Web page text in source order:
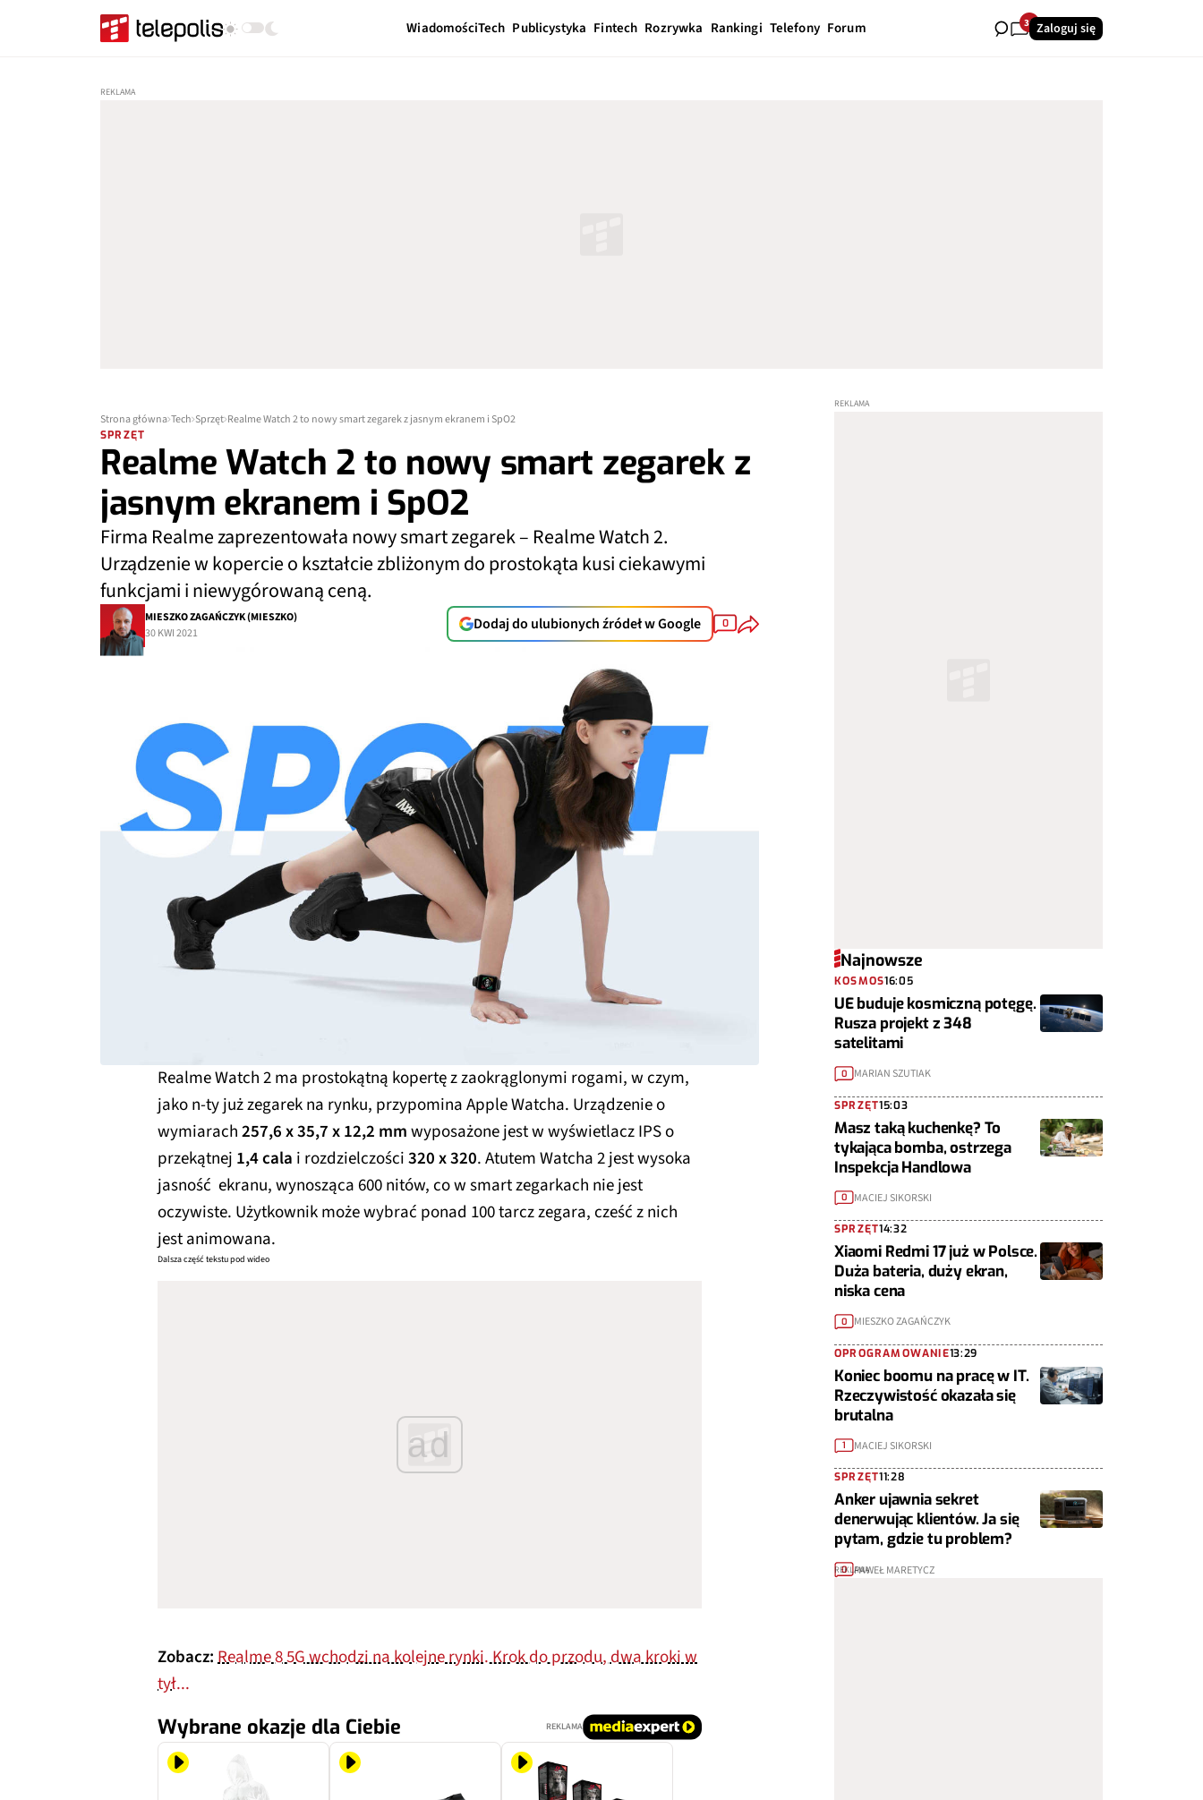
WiadomościTech Publicystyka Fintech Rozrywka Rankingi Telefony Forum 36Zaloguj się
Strona główna Tech Sprzęt Realme Watch 2 to nowy smart zegarek z jasnym ekranem i SpO2
SPRZĘT
Realme Watch 2 to nowy smart zegarek z
jasnym ekranem i SpO2
Firma Realme zaprezentowała nowy smart zegarek – Realme Watch 2.
Urządzenie w kopercie o kształcie zbliżonym do prostokąta kusi ciekawymi
funkcjami i niewygórowaną ceną.
MIESZKO ZAGAŃCZYK (MIESZKO)
30 KWI 2021
Dodaj do ulubionych źródeł w Google 0
Realme Watch 2 ma prostokątną kopertę z zaokrąglonymi rogami, w czym,
jako n-ty już zegarek na rynku, przypomina Apple Watcha. Urządzenie o
wymiarach257,6 x 35,7 x 12,2 mmwyposażone jest w wyświetlacz IPS o
przekątnej 1,4 cala i rozdzielczości320 x 320. Atutem Watcha 2 jest wysoka
jasność ekranu, wynosząca 600 nitów, co w smart zegarkach nie jest
oczywiste. Użytkownik może wybrać ponad 100 tarcz zegara, cześć z nich
jest animowana.
Dalsza część tekstu pod wideo
ad
Zobacz:Realme 8 5G wchodzi na kolejne rynki. Krok do przodu, dwa kroki w
tył...
Wybrane okazje dla Ciebie REKLAMA
Najnowsze
KOSMOS16:05
UE buduje kosmiczną potęgę.
Rusza projekt z 348
satelitami
0 MARIAN SZUTIAK
SPRZĘT15:03
Masz taką kuchenkę? To
tykająca bomba, ostrzega
Inspekcja Handlowa
0 MACIEJ SIKORSKI
SPRZĘT14:32
Xiaomi Redmi 17 już w Polsce.
Duża bateria, duży ekran,
niska cena
0 MIESZKO ZAGAŃCZYK
OPROGRAMOWANIE13:29
Koniec boomu na pracę w IT.
Rzeczywistość okazała się
brutalna
1 MACIEJ SIKORSKI
SPRZĘT11:28
Anker ujawnia sekret
denerwując klientów. Ja się
pytam, gdzie tu problem?
0 PAWEŁ MARETYCZ